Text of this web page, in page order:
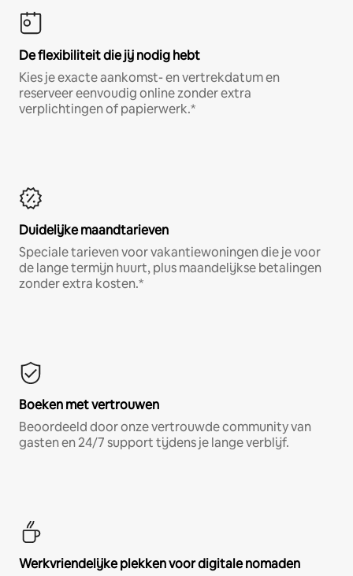
De flexibiliteit die jij nodig hebt
Kies je exacte aankomst- en vertrekdatum en
reserveer eenvoudig online zonder extra
verplichtingen of papierwerk.*
Duidelijke maandtarieven
Speciale tarieven voor vakantiewoningen die je voor
de lange termijn huurt, plus maandelijkse betalingen
zonder extra kosten.*
Boeken met vertrouwen
Beoordeeld door onze vertrouwde community van
gasten en 24/7 support tijdens je lange verblijf.
Werkvriendelijke plekken voor digitale nomaden